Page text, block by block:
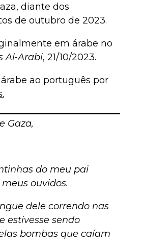
diante dos
de outubro de 2023.
em árabe no
Al-Arabi, 21/10/2023.
ao português por
Gaza,
do meu pai
ouvidos.
dele correndo nas
estivesse sendo
bombas que caíam